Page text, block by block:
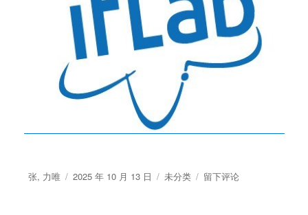
作
张, 力唯
发
2025 年 10 月 13 日
分
未分类
于
留下评论